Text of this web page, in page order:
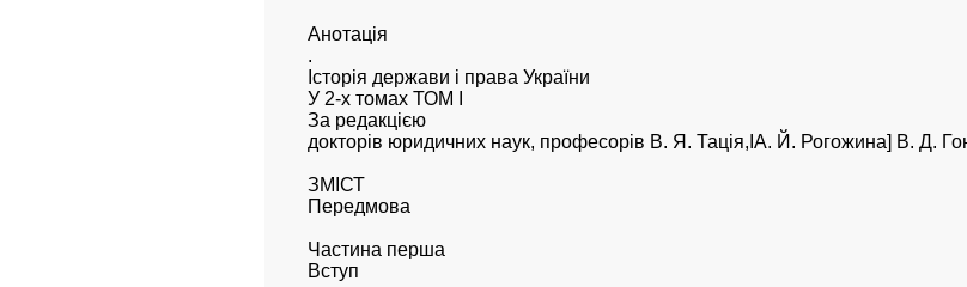
Анотація
.
Історія держави і права України
У 2-х томах ТОМ І
За редакцією
докторів юридичних наук, професорів В. Я. Тація,ІА. Й. Рогожина] В. Д.
ЗМІСТ
Передмова
Частина перша
Вступ